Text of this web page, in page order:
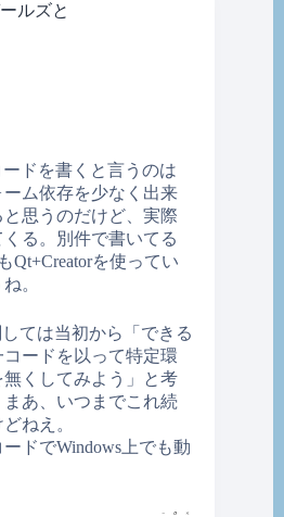
ルズと
ドを書くと言うのは
ム依存を少なく出来
思うのだけど、実際
る。別件で書いてる
Qt+Creatorを使ってい
。
ては当初から「できる
ードを以って特定環
くしてみよう」と考
あ、いつまでこれ続
ねえ。
ドでWindows上でも動